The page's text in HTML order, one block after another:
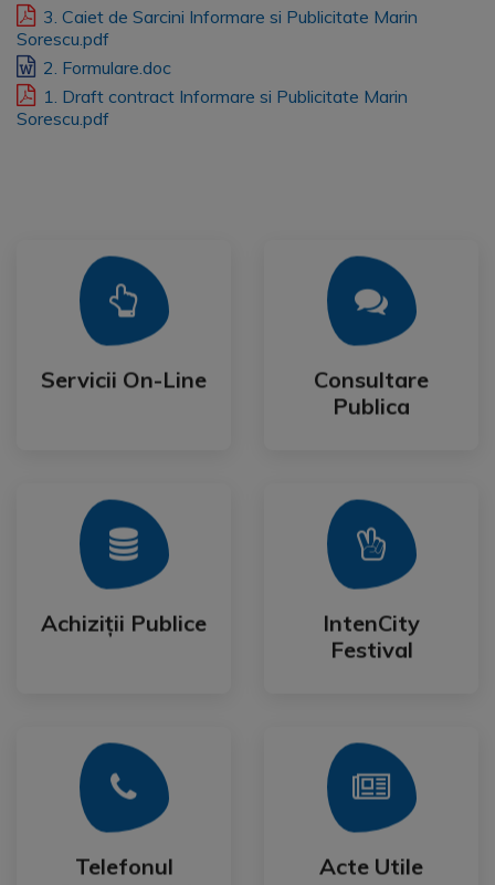
3. Caiet de Sarcini Informare si Publicitate Marin
Sorescu.pdf
2. Formulare.doc
1. Draft contract Informare si Publicitate Marin
Sorescu.pdf
Servicii On-Line
Servicii On-Line
Mai Mult
Consultare
Publica
Consultare
Publica
Mai Mult
Achiziții Publice
Achiziții Publice
Mai Mult
IntenCity
Festival
IntenCity
Festival
Mai Mult
Telefonul
Telefonul
Cetateanului
Mai Mult
Acte Utile
Acte Utile
Formulare
Mai Mult